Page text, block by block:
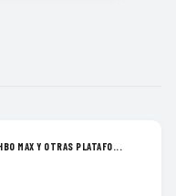
MAX Y OTRAS PLATAFO...